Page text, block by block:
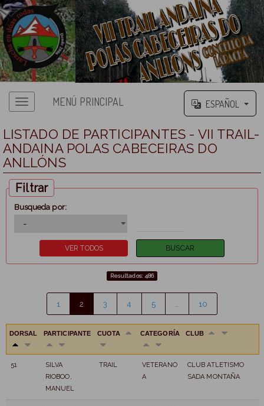
MENÚ PRINCIPAL ESPAÑOL
LISTADO DE PARTICIPANTES - VII TRAIL-
ANDAINA POLAS CABECEIRAS DO
ANLLÓNS
Filtrar
Busqueda por:
Resultados: 486
1 2 3 4 5 10
DORSAL PARTICIPANTE CUOTA CATEGORÍA CLUB
51
SILVA
RIOBOO,
MANUEL
TRAIL
VETERANO
A
CLUB ATLETISMO
SADA MONTAÑA